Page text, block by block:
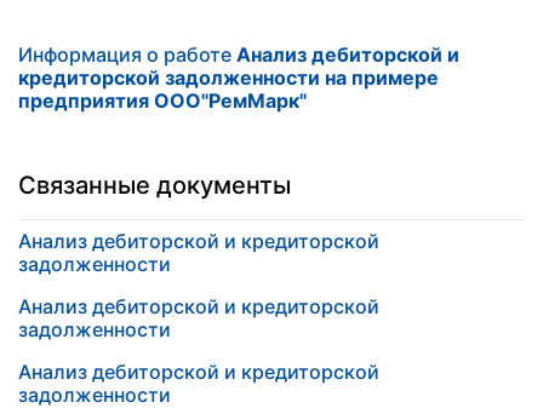
Информация о работе Анализ дебиторской и
кредиторской задолженности на примере
предприятия ООО"РемМарк"
Связанные документы
Анализ дебиторской и кредиторской
задолженности
Анализ дебиторской и кредиторской
задолженности
Анализ дебиторской и кредиторской
задолженности